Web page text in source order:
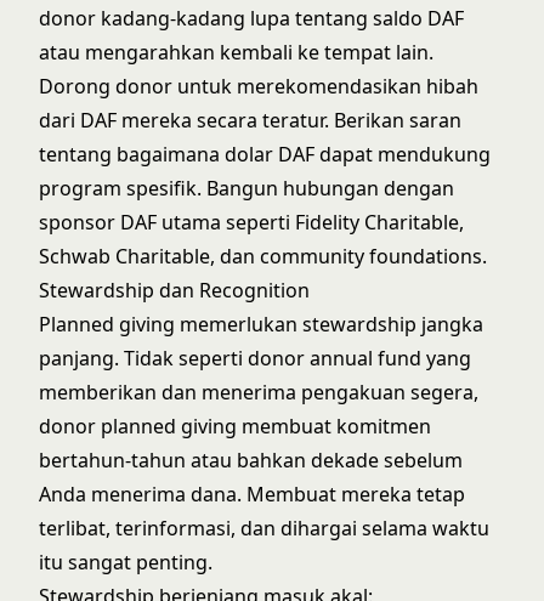
donor kadang-kadang lupa tentang saldo DAF
atau mengarahkan kembali ke tempat lain.
Dorong donor untuk merekomendasikan hibah
dari DAF mereka secara teratur. Berikan saran
tentang bagaimana dolar DAF dapat mendukung
program spesifik. Bangun hubungan dengan
sponsor DAF utama seperti Fidelity Charitable,
Schwab Charitable, dan community foundations.
Stewardship dan Recognition
Planned giving memerlukan stewardship jangka
panjang. Tidak seperti donor annual fund yang
memberikan dan menerima pengakuan segera,
donor planned giving membuat komitmen
bertahun-tahun atau bahkan dekade sebelum
Anda menerima dana. Membuat mereka tetap
terlibat, terinformasi, dan dihargai selama waktu
itu sangat penting.